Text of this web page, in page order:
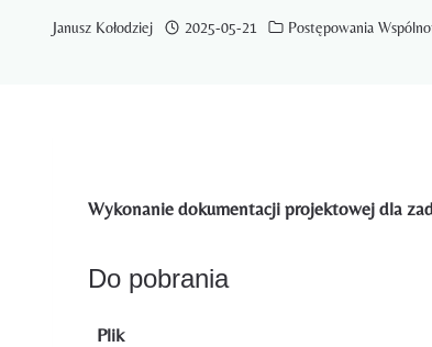
Janusz Kołodziej 2025-05-21 Postępowania
Wykonanie dokumentacji projektowej dla
Do pobrania
Plik